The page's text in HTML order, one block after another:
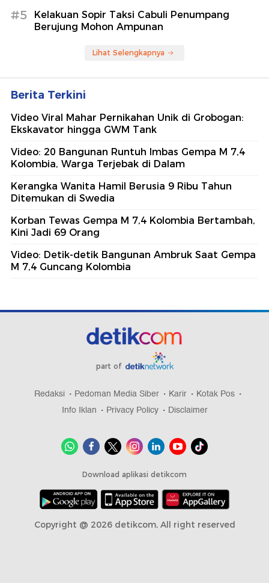
#5
Kelakuan Sopir Taksi Cabuli Penumpang
Berujung Mohon Ampunan
Lihat Selengkapnya
Berita Terkini
Video Viral Mahar Pernikahan Unik di Grobogan:
Ekskavator hingga GWM Tank
Video: 20 Bangunan Runtuh Imbas Gempa M 7,4
Kolombia, Warga Terjebak di Dalam
Kerangka Wanita Hamil Berusia 9 Ribu Tahun
Ditemukan di Swedia
Korban Tewas Gempa M 7,4 Kolombia Bertambah,
Kini Jadi 69 Orang
Video: Detik-detik Bangunan Ambruk Saat Gempa
M 7,4 Guncang Kolombia
part of
Redaksi Pedoman Media Siber Karir
Kotak Pos
Info Iklan
Privacy Policy Disclaimer
Download aplikasi detikcom
Copyright @ 2026 detikcom, All right reserved